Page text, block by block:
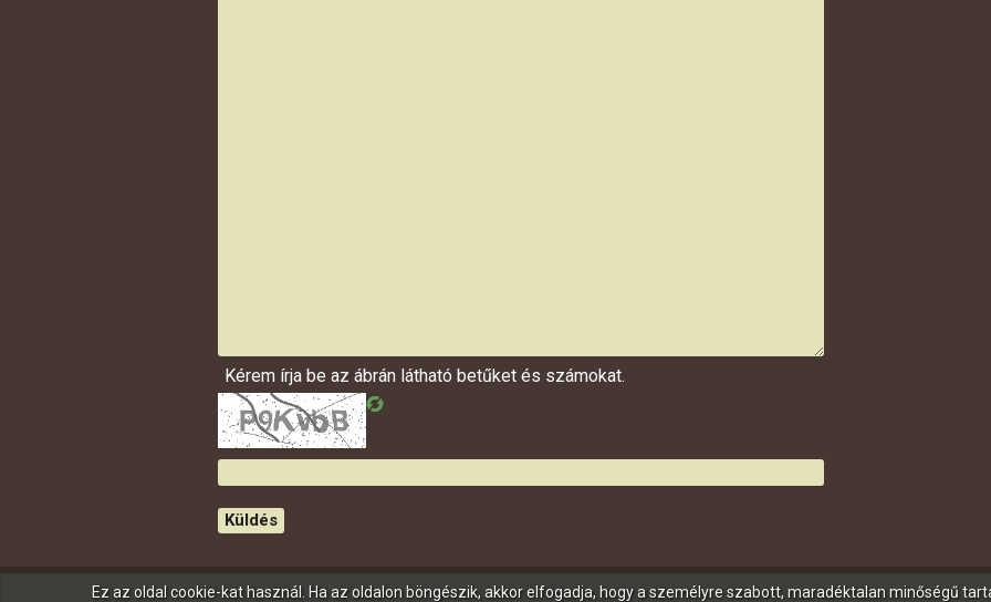
Kérem írja be az ábrán látható betűket és számokat.
Küldés
Ez az oldal cookie-kat használ. Ha az oldalon böngészik, akkor elfogadja, hogy a személyre szabott, maradéktalan minőségű